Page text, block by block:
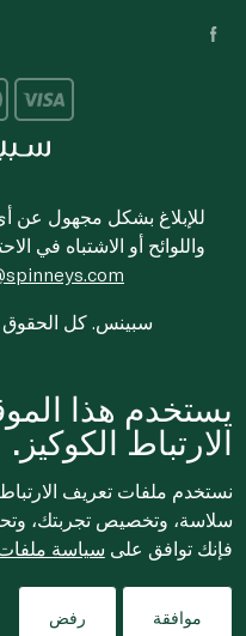
للإبلاغ بشكل مجهول عن
واللوائح أو الاشتباه في
© 2020-2026 سبينس. كل
يستخدم هذا
الارتباط الكوكيز.
نستخدم ملفات تعريف
سلاسة، وتخصيص تجربتك،
فإنك توافق على سياسة ملفات
موافقة رفض